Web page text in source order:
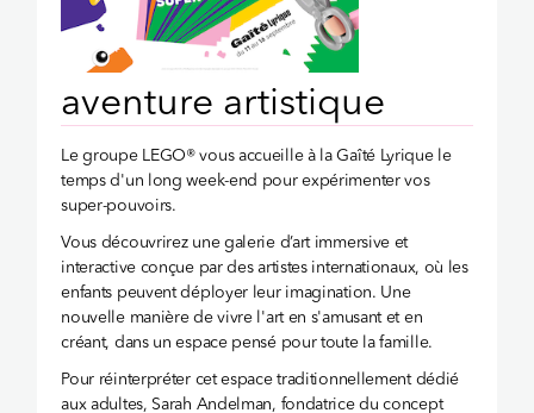
aventure artistique
Le groupe LEGO® vous accueille à la Gaîté Lyrique le
temps d'un long week-end pour expérimenter vos
super-pouvoirs.
Vous découvrirez une galerie d’art immersive et
interactive conçue par des artistes internationaux, où les
enfants peuvent déployer leur imagination. Une
nouvelle manière de vivre l'art en s'amusant et en
créant, dans un espace pensé pour toute la famille.
Pour réinterpréter cet espace traditionnellement dédié
aux adultes, Sarah Andelman, fondatrice du concept